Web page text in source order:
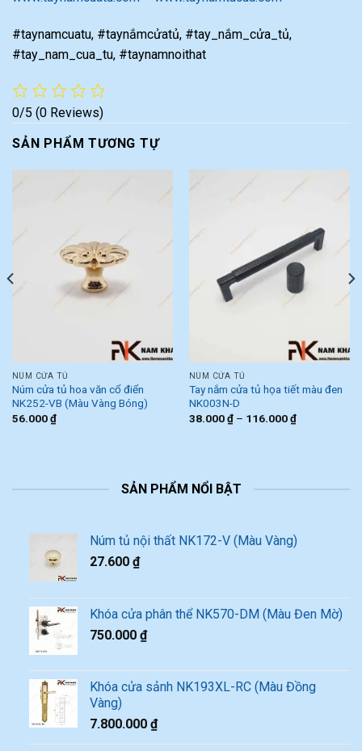
#taynamcuatu, #taynắmcửatủ, #tay_nắm_cửa_tủ,
#tay_nam_cua_tu, #taynamnoithat
0/5 (0 Reviews)
SẢN PHẨM TƯƠNG TỰ
NÚM CỬA TỦ
Núm cửa tủ hoa văn cổ điển
NK252-VB (Màu Vàng Bóng)
56.000₫
NÚM CỬA TỦ
Tay nắm cửa tủ họa tiết màu đen
NK003N-D
38.000₫– 116.000₫
SẢN PHẨM NỔI BẬT
Núm tủ nội thất NK172-V (Màu Vàng)
27.600 ₫
Khóa cửa phân thể NK570-DM (Màu Đen Mờ)
750.000 ₫
Khóa cửa sảnh NK193XL-RC (Màu Đồng
Vàng)
7.800.000 ₫